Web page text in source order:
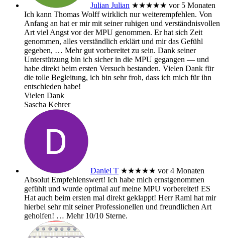
Julian Julian ★★★★★ vor 5 Monaten
Ich kann Thomas Wolff wirklich nur weiterempfehlen. Von
Anfang an hat er mir mit seiner ruhigen und verständnisvollen
Art viel Angst vor der MPU genommen. Er hat sich Zeit
genommen, alles verständlich erklärt und mir das Gefühl
gegeben, … Mehrgut vorbereitet zu sein. Dank seiner
Unterstützung bin ich sicher in die MPU gegangen — und
habe direkt beim ersten Versuch bestanden. Vielen Dank für
die tolle Begleitung, ich bin sehr froh, dass ich mich für ihn
entschieden habe!
Vielen Dank
Sascha Kehrer
Daniel T ★★★★★ vor 4 Monaten
Absolut Empfehlenswert! Ich habe mich ernstgenommen
gefühlt und wurde optimal auf meine MPU vorbereitet! ES
Hat auch beim ersten mal direkt geklappt! Herr Raml hat mir
hierbei sehr mit seiner Professionellen und freundlichen Art
geholfen! … Mehr10/10 Sterne.